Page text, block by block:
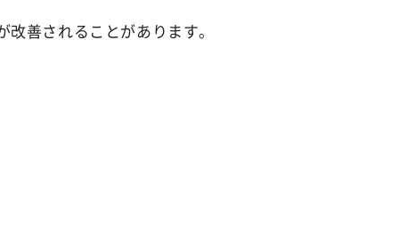
善されることがあります。